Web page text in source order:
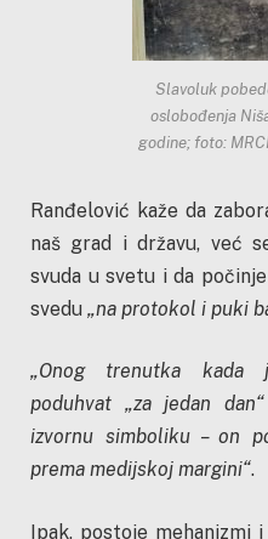
Slavoluk
oslobođenja
godine; foto:
Ranđelović kaže da
naš grad i državu, već
svuda u svetu i da
svedu „na protokol i puki
„Onog trenutka kada
poduhvat „za jedan
izvornu simboliku – on
prema medijskoj margini“.
Ipak, postoje mehanizmi